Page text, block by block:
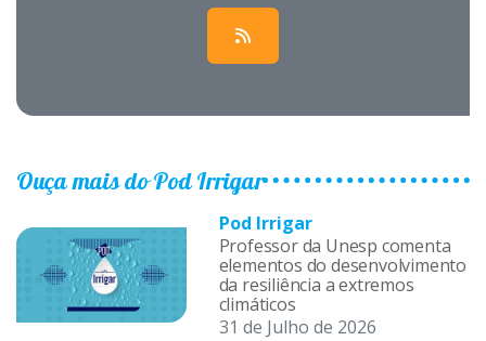
Ouça mais do Pod Irrigar
Pod Irrigar
Professor da Unesp comenta
elementos do desenvolvimento
da resiliência a extremos
climáticos
31 de Julho de 2026